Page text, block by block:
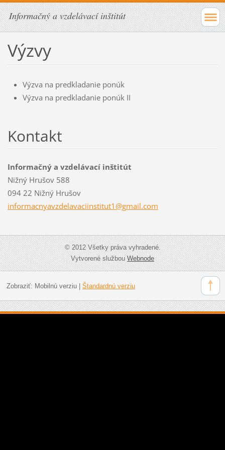
Informačný a vzdelávací inštitút
Výzvy
Výzva na predkladanie ponúk
Výzva na predkladanie ponúk II
Kontakt
Informačný a vzdelávací inštitút
Nižný Hrušov 588
094 22 Nižný Hrušov
informacnyavzdelavaciinstitut1@gmail.com
© 2012 Všetky práva vyhradené.
Vytvorené službouWebnode
Zobraziť: Mobilnú verziu| Štandardnú verziu